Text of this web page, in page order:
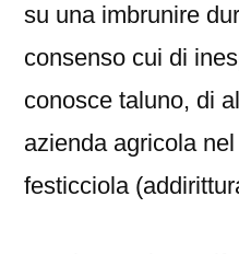
su una imbrunire
consenso cui di
conosce taluno, di
azienda agricola
festicciola